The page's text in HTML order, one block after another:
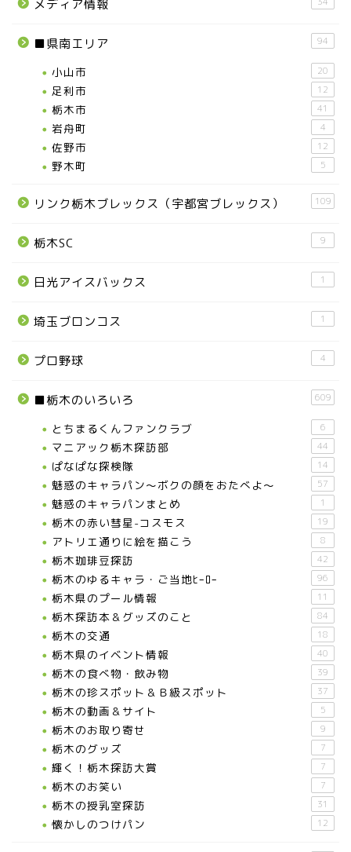
メディア情報
■県南エリア 94
小山市 20
足利市 12
栃木市 41
岩舟町 4
佐野市 12
野木町 5
リンク栃木ブレックス（宇都宮ブレックス） 109
栃木SC 9
日光アイスバックス 1
埼玉ブロンコス 1
プロ野球 4
■栃木のいろいろ 609
とちまるくんファンクラブ 6
マニアック栃木探訪部 44
ぱなぱな探検隊 14
魅惑のキャラパン～ボクの顔をおたべよ～ 57
魅惑のキャラパンまとめ 1
栃木の赤い彗星-コスモス 19
アトリエ通りに絵を描こう 8
栃木珈琲豆探訪 42
栃木のゆるキャラ・ご当地ﾋｰﾛｰ 96
栃木県のプール情報 11
栃木探訪本＆グッズのこと 84
栃木の交通 18
栃木県のイベント情報 40
栃木の食べ物・飲み物 39
栃木の珍スポット＆Ｂ級スポット 37
栃木の動画＆サイト 5
栃木のお取り寄せ 9
栃木のグッズ 7
輝く！栃木探訪大賞 7
栃木のお笑い 7
栃木の授乳室探訪 31
懐かしのつけパン 12
■県央・県東エリア
高根沢町のイベント
宇都宮市(グルメ・カフェ)